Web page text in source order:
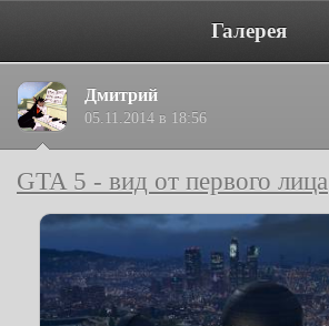
Галерея
Дмитрий
05.11.2014 в 18:56
GTA 5 - вид от первого лица